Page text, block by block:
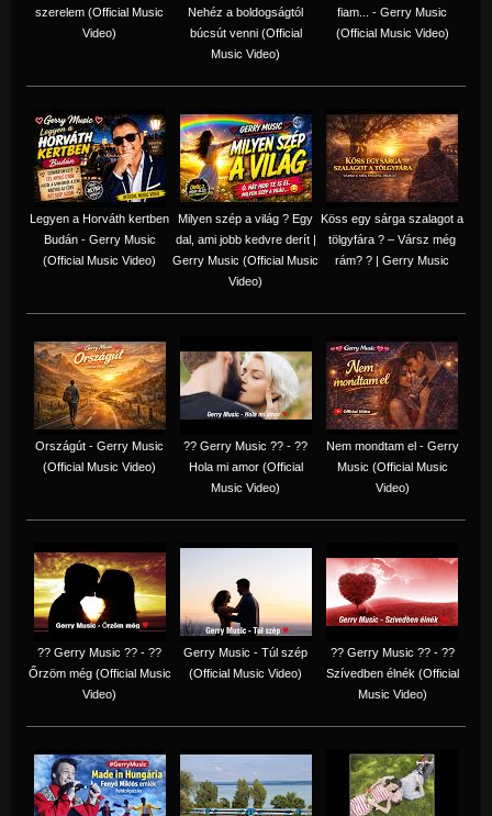
szerelem (Official Music
Video)
Nehéz a boldogságtól
búcsút venni (Official
Music Video)
fiam... - Gerry Music
(Official Music Video)
Legyen a Horváth kertben
Budán - Gerry Music
(Official Music Video)
Milyen szép a világ ? Egy
dal, ami jobb kedvre derít |
Gerry Music (Official Music
Video)
Köss egy sárga szalagot a
tölgyfára ?️ – Vársz még
rám? ? | Gerry Music
Országút - Gerry Music
(Official Music Video)
?? Gerry Music ?? - ??
Hola mi amor (Official
Music Video)
Nem mondtam el - Gerry
Music (Official Music
Video)
?? Gerry Music ?? - ??
Őrzöm még (Official Music
Video)
Gerry Music - Túl szép
(Official Music Video)
?? Gerry Music ?? - ??
Szívedben élnék (Official
Music Video)